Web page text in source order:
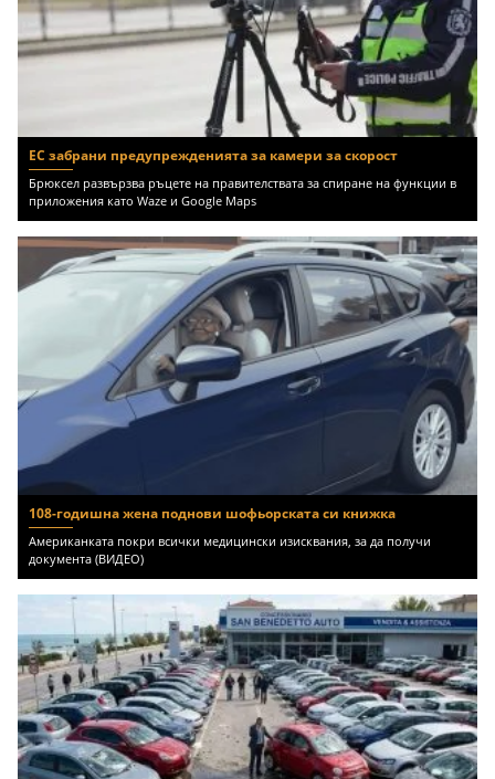
ЕС забрани предупрежденията за камери за скорост
Брюксел развързва ръцете на правителствата за спиране на функции в
приложения като Waze и Google Maps
108-годишна жена поднови шофьорската си книжка
Американката покри всички медицински изисквания, за да получи
документа (ВИДЕО)